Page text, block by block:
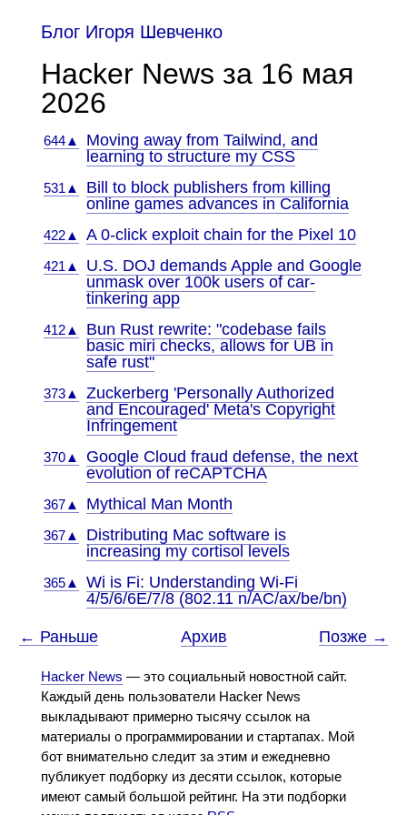
Блог Игоря Шевченко
Hacker News за 16 мая
2026
644▲
Moving away from Tailwind, and
learning to structure my CSS
531▲
Bill to block publishers from killing
online games advances in California
422▲ A 0-click exploit chain for the Pixel 10
421▲
U.S. DOJ demands Apple and Google
unmask over 100k users of car-
tinkering app
412▲
Bun Rust rewrite: "codebase fails
basic miri checks, allows for UB in
safe rust"
373▲
Zuckerberg 'Personally Authorized
and Encouraged' Meta's Copyright
Infringement
370▲
Google Cloud fraud defense, the next
evolution of reCAPTCHA
367▲ Mythical Man Month
367▲
Distributing Mac software is
increasing my cortisol levels
365▲
Wi is Fi: Understanding Wi-Fi
4/5/6/6E/7/8 (802.11 n/AC/ax/be/bn)
← Раньше Архив Позже →
Hacker News — это социальный новостной сайт.
Каждый день пользователи Hacker News
выкладывают примерно тысячу ссылок на
материалы о программировании и стартапах. Мой
бот внимательно следит за этим и ежедневно
публикует подборку из десяти ссылок, которые
имеют самый большой рейтинг. На эти подборки